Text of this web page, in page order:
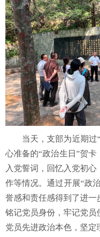
当天，支部为近期过
心准备的“政治生日”贺
入党誓词，回忆入党初
作等情况。通过开展“政
誉感和责任感得到了进
铭记党员身份，牢记党
党员先进政治本色，坚